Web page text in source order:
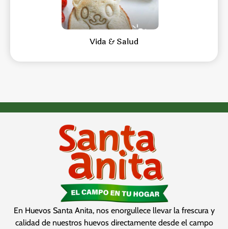
Vida & Salud
En Huevos Santa Anita, nos enorgullece llevar la frescura y
calidad de nuestros huevos directamente desde el campo